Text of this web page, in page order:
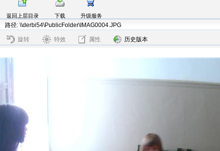
返回上层目录 下载
升级服务
路径: \\derbi54\PublicFolder\IMAG0004.JPG
旋转 特效 属性 历史版本